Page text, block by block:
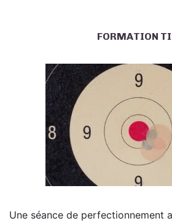
FORMATION
Une séance de perfectionnement